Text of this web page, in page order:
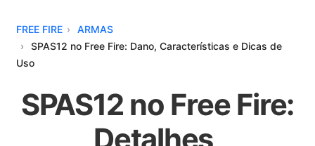
FREE FIRE
ARMAS
SPAS12 no Free Fire: Dano, Características e Dicas de
Uso
SPAS12 no Free Fire:
Detalhes,